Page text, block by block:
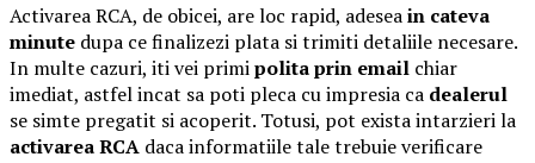
Activarea RCA, de obicei, are loc rapid, adeseain cateva
minute dupa ce finalizezi plata si trimiti detaliile necesare.
In multe cazuri, iti vei primipolita prin email chiar
imediat, astfel incat sa poti pleca cu impresia ca dealerul
se simte pregatit si acoperit. Totusi, pot exista intarzieri la
activarea RCA daca informatiile tale trebuie verificare